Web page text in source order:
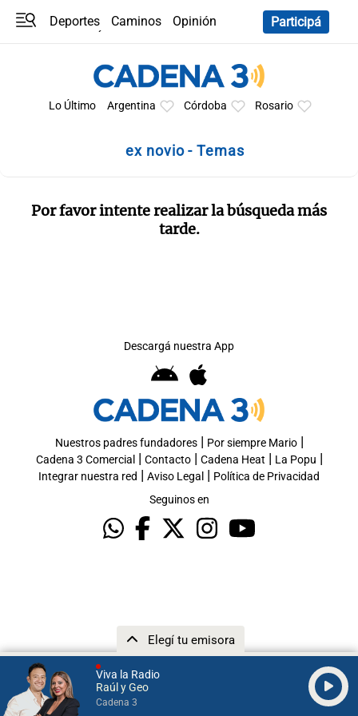
Viva la Radio
Raúl y Geo
Cadena 3
Elegí tu emisora
Deportes Caminos
Opinión
Participá
Lo Último Argentina Córdoba Rosario
ex novio - Temas
Por favor intente realizar la búsqueda más
tarde.
Descargá nuestra App
Nuestros padres fundadores| Por siempre Mario|
Cadena 3 Comercial | Contacto| Cadena Heat | La Popu |
Integrar nuestra red | Aviso Legal | Política de Privacidad
Seguinos en